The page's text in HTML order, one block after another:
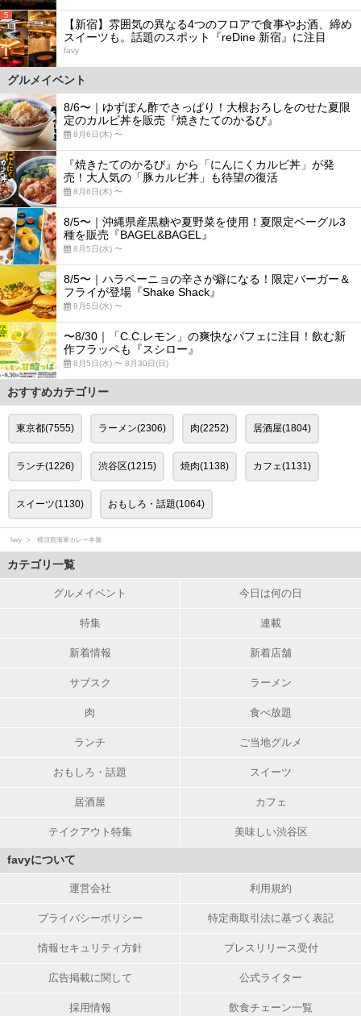
5
【新宿】雰囲気の異なる4つのフロアで食事やお酒、締め
スイーツも。話題のスポット『reDine 新宿』に注目
favy
グルメイベント
8/6〜｜ゆずぽん酢でさっぱり！大根おろしをのせた夏限
定のカルビ丼を販売『焼きたてのかるび』
8月6日(木) 〜
『焼きたてのかるび』から「にんにくカルビ丼」が発
売！大人気の「豚カルビ丼」も待望の復活
8月6日(木) 〜
8/5〜｜沖縄県産黒糖や夏野菜を使用！夏限定ベーグル3
種を販売『BAGEL&BAGEL』
8月5日(水) 〜
8/5〜｜ハラペーニョの辛さが癖になる！限定バーガー＆
フライが登場『Shake Shack』
8月5日(水) 〜
〜8/30｜「C.C.レモン」の爽快なパフェに注目！飲む新
作フラッペも『スシロー』
8月5日(水) 〜 8月30日(日)
おすすめカテゴリー
東京都(7555) ラーメン(2306) 肉(2252) 居酒屋(1804)
ランチ(1226) 渋谷区(1215) 焼肉(1138) カフェ(1131)
スイーツ(1130) おもしろ・話題(1064)
favy 横須賀海軍カレー本舗
カテゴリ一覧
グルメイベント 今日は何の日
特集 連載
新着情報 新着店舗
サブスク ラーメン
肉 食べ放題
ランチ ご当地グルメ
おもしろ・話題 スイーツ
居酒屋 カフェ
テイクアウト特集 美味しい渋谷区
favyについて
運営会社 利用規約
プライバシーポリシー 特定商取引法に基づく表記
情報セキュリティ方針 プレスリリース受付
広告掲載に関して 公式ライター
採用情報 飲食チェーン一覧